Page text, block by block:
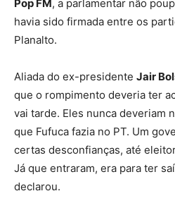
Pop FM, a parlamentar não
havia sido firmada entre os
Planalto.
Aliada do ex-presidente Jair
que o rompimento deveria ter
vai tarde. Eles nunca deveriam
que Fufuca fazia no PT. Um
certas desconfianças, até
Já que entraram, era para ter
declarou.